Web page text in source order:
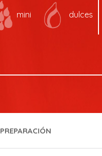
mini dulces
PREPARACIÓN